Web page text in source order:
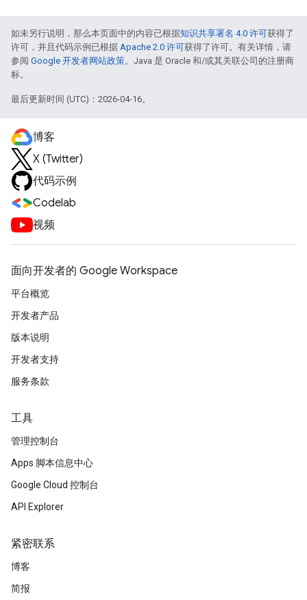
如未另行说明，那么本页面中的内容已根据知识共享署名 4.0 许可获得了
许可，并且代码示例已根据 Apache 2.0 许可获得了许可。有关详情，请
参阅 Google 开发者网站政策。Java 是 Oracle 和/或其关联公司的注册商
标。
最后更新时间 (UTC)：2026-04-16。
博客
X (Twitter)
代码示例
Codelab
视频
面向开发者的 Google Workspace
平台概览
开发者产品
版本说明
开发者支持
服务条款
工具
管理控制台
Apps 脚本信息中心
Google Cloud 控制台
API Explorer
紧密联系
博客
简报